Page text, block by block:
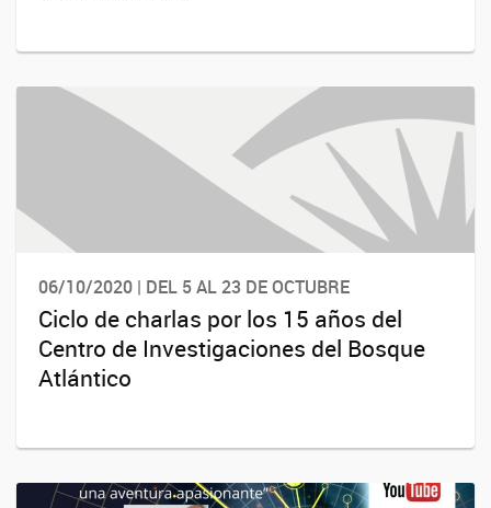
06/10/2020 | DEL 5 AL 23 DE OCTUBRE
Ciclo de charlas por los 15 años del
Centro de Investigaciones del Bosque
Atlántico